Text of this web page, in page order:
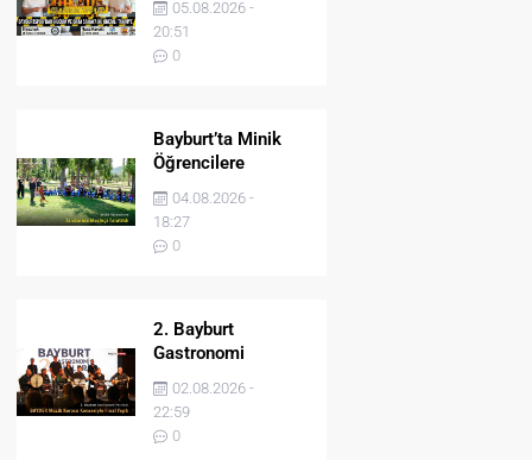
Takviye
05.08.2026 -
20:51
0
Bayburt’ta Minik
Öğrencilere
Jandarma Mesleği
Tanıtıldı
04.08.2026 -
18:27
0
2. Bayburt
Gastronomi
Festivali BAYDER
Müzik Korosu
Konseriyle Final
Yaptı
02.08.2026 -
22:59
0